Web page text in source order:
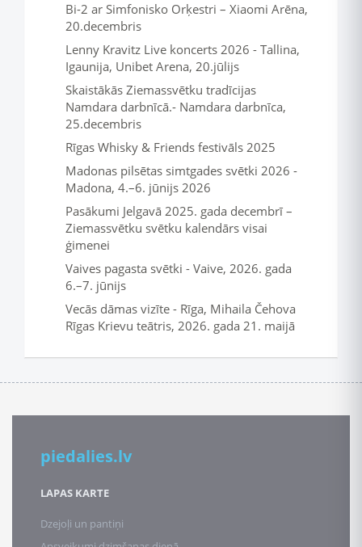
Bi-2 ar Simfonisko Orķestri – Xiaomi Arēna,
20.decembris
Lenny Kravitz Live koncerts 2026 - Tallina,
Igaunija, Unibet Arena, 20.jūlijs
Skaistākās Ziemassvētku tradīcijas
Namdara darbnīcā.- Namdara darbnīca,
25.decembris
Rīgas Whisky & Friends festivāls 2025
Madonas pilsētas simtgades svētki 2026 -
Madona, 4.–6. jūnijs 2026
Pasākumi Jelgavā 2025. gada decembrī –
Ziemassvētku svētku kalendārs visai
ģimenei
Vaives pagasta svētki - Vaive, 2026. gada
6.–7. jūnijs
Vecās dāmas vizīte - Rīga, Mihaila Čehova
Rīgas Krievu teātris, 2026. gada 21. maijā
piedalies.lv
LAPAS KARTE
Dzejoļi un pantiņi